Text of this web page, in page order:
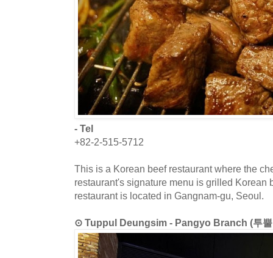
- Tel
+82-2-515-5712
This is a Korean beef restaurant where the
restaurant's signature menu is grilled Korean
restaurant is located in Gangnam-gu, Seoul.
⊙ Tuppul Deungsim - Pangyo Branch (투뿔